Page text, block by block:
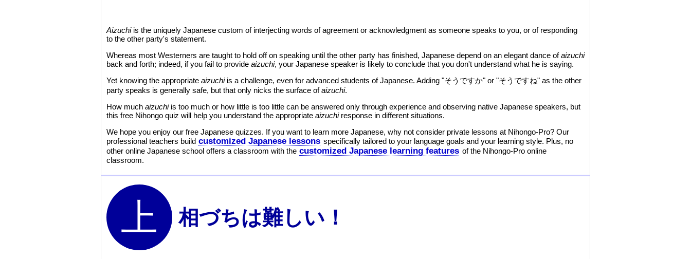
Aizuchiis the uniquely Japanese custom of interjecting words of agreement or acknowledgment as someone speaks to you, or of responding
to the other party's statement.
Whereas most Westerners are taught to hold off on speaking until the other party has finished, Japanese depend on an elegant dance ofaizuchi
back and forth; indeed, if you fail to provide aizuchi, your Japanese speaker is likely to conclude that you don't understand what he is saying.
Yet knowing the appropriate aizuchiis a challenge, even for advanced students of Japanese. Adding "そうですか" or "そうですね" as the other
party speaks is generally safe, but that only nicks the surface ofaizuchi.
How much aizuchiis too much or how little is too little can be answered only through experience and observing native Japanese speakers, but
this free Nihongo quiz will help you understand the appropriate aizuchiresponse in different situations.
We hope you enjoy our free Japanese quizzes. If you want to learn more Japanese, why not consider private lessons at Nihongo-Pro? Our
professional teachers build customized Japanese lessons specifically tailored to your language goals and your learning style. Plus, no
other online Japanese school offers a classroom with the customized Japanese learning features of the Nihongo-Pro online
classroom.
相づちは難しい！